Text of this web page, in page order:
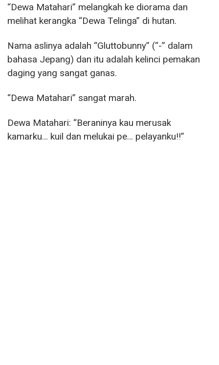
“Dewa Matahari” melangkah ke diorama dan
melihat kerangka “Dewa Telinga” di hutan.
Nama aslinya adalah “Gluttobunny” (“-” dalam
bahasa Jepang) dan itu adalah kelinci pemakan
daging yang sangat ganas.
“Dewa Matahari” sangat marah.
Dewa Matahari: “Beraninya kau merusak
kamarku… kuil dan melukai pe… pelayanku!!”